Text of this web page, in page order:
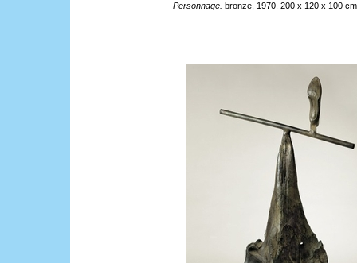
Personnage. bronze, 1970. 200 x 120 x 100